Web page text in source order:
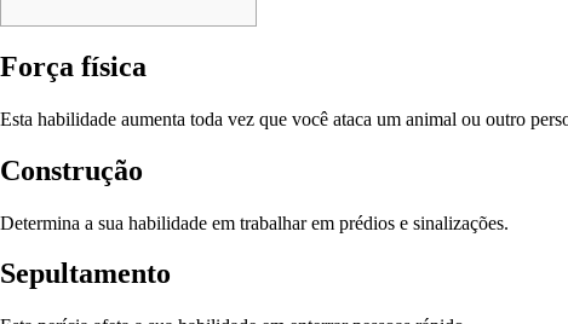
Força física
Esta habilidade aumenta toda vez que você ataca um animal ou outro
Construção
Determina a sua habilidade em trabalhar em prédios e sinalizações.
Sepultamento